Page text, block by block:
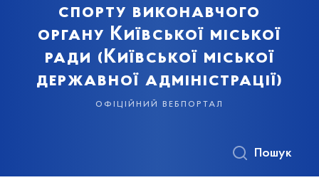
спорту виконавчого
органу Київської міської
ради (Київської міської
державної адміністрації)
офіційний вебпортал
Пошук